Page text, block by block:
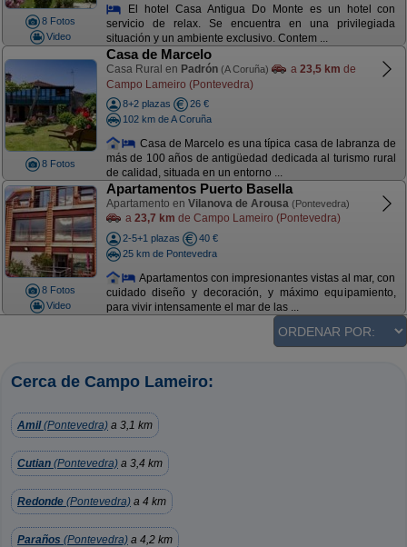
8 Fotos
Video
El hotel Casa Antigua Do Monte es un hotel con
servicio de relax. Se encuentra en una privilegiada
situación y un ambiente exclusivo. Contem ...
8 Fotos
Casa de Marcelo
Casa Rural en Padrón (A Coruña) a 23,5 km de
Campo Lameiro (Pontevedra)
8+2 plazas
26 €
102 km de A Coruña
Casa de Marcelo es una típica casa de labranza de
más de 100 años de antigüedad dedicada al turismo rural
de calidad, situada en un entorno ...
8 Fotos
Video
Apartamentos Puerto Basella
Apartamento en Vilanova de Arousa (Pontevedra)
a 23,7 km de Campo Lameiro (Pontevedra)
2-5+1 plazas
40 €
25 km de Pontevedra
Apartamentos con impresionantes vistas al mar, con
cuidado diseño y decoración, y máximo equipamiento,
para vivir intensamente el mar de las ...
Cerca de Campo Lameiro:
Amil(Pontevedra) a 3,1 km
Cutian (Pontevedra) a 3,4 km
Redonde (Pontevedra) a 4 km
Paraños (Pontevedra) a 4,2 km